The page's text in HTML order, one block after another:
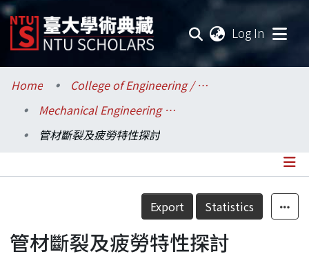
Log In
Communities & Collections
Research Outputs
Statistics
Home
College of Engineering / 工學院
Mechanical Engineering / 機械工程學系
管材斷裂及疲勞特性探討
Details
Export Statistics
管材斷裂及疲勞特性探討